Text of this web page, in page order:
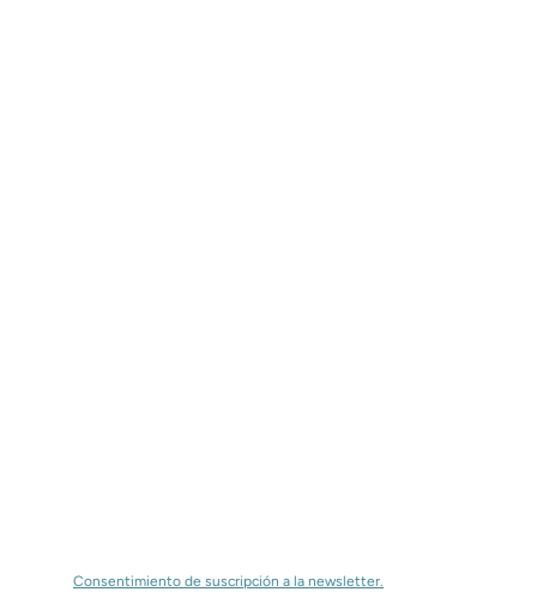
Consentimiento de suscripción a la newsletter.